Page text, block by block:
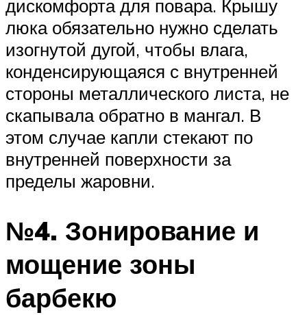
дискомфорта для повара. Крышу
люка обязательно нужно сделать
изогнутой дугой, чтобы влага,
конденсирующаяся с внутренней
стороны металлического листа, не
скапывала обратно в мангал. В
этом случае капли стекают по
внутренней поверхности за
пределы жаровни.
№4. Зонирование и
мощение зоны
барбекю